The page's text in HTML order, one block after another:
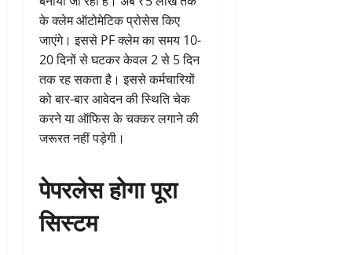
के क्लेम ऑटोमेटिक प्रोसेस किए
जाएंगे। इससे PF क्लेम का समय 10-
20 दिनों से घटकर केवल 2 से 5 दिन
तक रह सकता है। इससे कर्मचारियों
को बार-बार आवेदन की स्थिति चेक
करने या ऑफिस के चक्कर लगाने की
जरूरत नहीं पड़ेगी।
पेपरलेस होगा पूरा
सिस्टम